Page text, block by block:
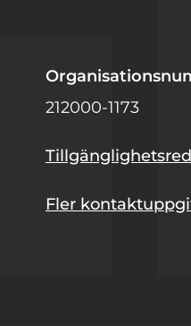
212000-1173
Fler